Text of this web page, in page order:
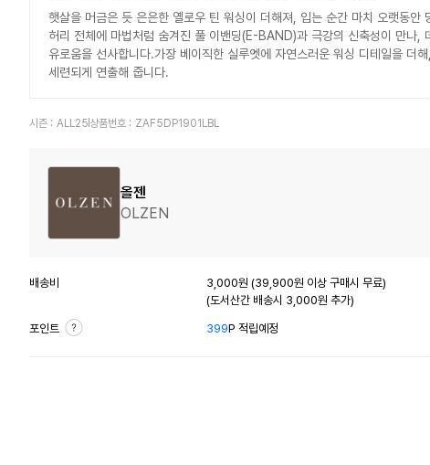
햇살을 머금은 듯 은은한 옐로우 틴 워싱이 더해져, 입는 순간 마치 오랫동안
허리 전체에 마법처럼 숨겨진 풀 이밴딩(E-BAND)과 극강의 신축성이 만나,
유로움을 선사합니다.가장 베이직한 실루엣에 자연스러운 워싱 디테일을 더
세련되게 연출해 줍니다.
시즌 : ALL25 상품번호 : ZAF5DP1901LBL
올젠
OLZEN
배송비
3,000원 (39,900원 이상 구매시 무료)
(도서산간 배송시 3,000원 추가)
포인트 399P 적립예정